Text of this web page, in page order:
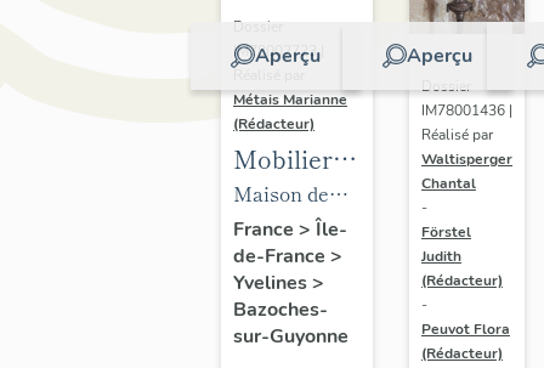
Aperçu
Dossier
IM78002723 |
Métais Marianne
(Rédacteur)
Mobilier
de la
maison
Louis
Carré
Maison de
villégiature
dite maison
Louis Carré
France > Île-
de-France >
Yvelines>
Bazoches-
sur-Guyonne
Aperçu
Dossier
IM78001436 |
Réalisé par
Waltisperger
Chantal
-
Förstel
Judith
(Rédacteur)
-
Peuvot Flora
(Rédacteur)